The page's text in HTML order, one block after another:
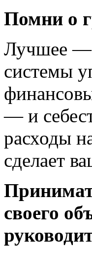
Помни о
Лучшее —
системы
— и
расходы
сделает
своего